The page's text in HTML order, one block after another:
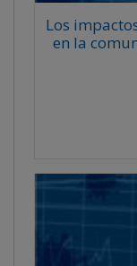
Los
en la